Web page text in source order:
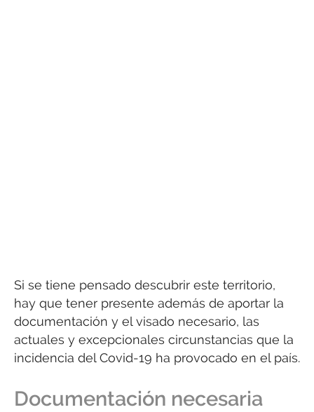
Si se tiene pensado descubrir este territorio,
hay que tener presente además de aportar la
documentación y el visado necesario, las
actuales y excepcionales circunstancias que la
incidencia del Covid-19 ha provocado en el país.
Documentación necesaria